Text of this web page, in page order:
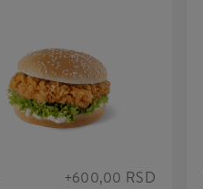
+600,00 RSD